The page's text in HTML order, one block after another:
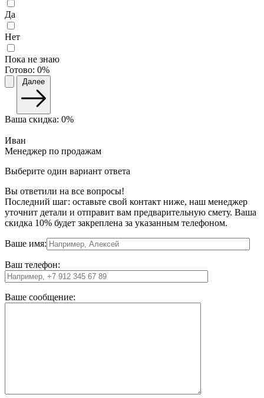
Да
Нет
Пока не знаю
Готово: 0%
Далее
Ваша скидка: 0%
Иван
Менеджер по продажам
Выберите один вариант ответа
Вы ответили на все вопросы!
Последний шаг: оставьте свой контакт ниже, наш менеджер
уточнит детали и отправит вам предварительную смету. Ваша
скидка 10% будет закреплена за указанным телефоном.
Ваше имя:
Ваш телефон:
Ваше сообщение: